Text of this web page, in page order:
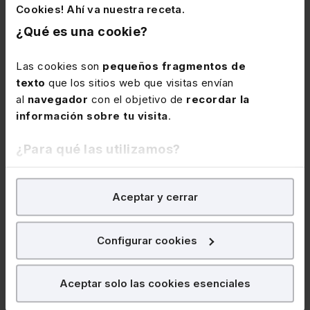
Cookies! Ahí va nuestra receta.
¿Qué es una cookie?
Las cookies son pequeños fragmentos de
texto que los sitios web que visitas envían
al navegador con el objetivo de recordar la
información sobre tu visita.
¿Para qué las utilizamos?
En Lefebvre utilizamos las cookies confines
para tratar demejorar tu experiencia
nuestra página web. También con fines publicitarios,
¿Qué puedes hacer?
Aceptar y cerrar
Configurar cookies
Aceptar solo las cookies esenciales
CÓDIGOS BÁSICOS
CÓDIGOS BÁSICOS
Código Extranjería